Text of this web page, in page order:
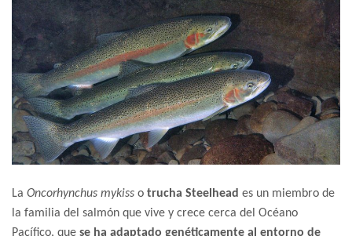
La Oncorhynchus mykiss o trucha Steelhead es un miembro de
la familia del salmón que vive y crece cerca del Océano
Pacífico, que se ha adaptado genéticamente al entorno de